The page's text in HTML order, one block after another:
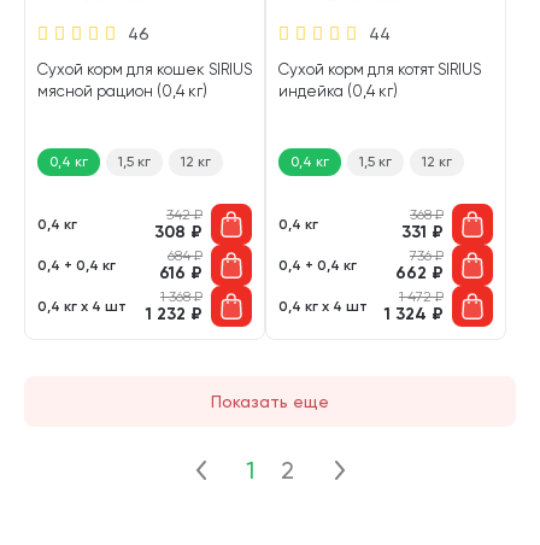
46
Сухой корм для кошек SIRIUS
мясной рацион (0,4 кг)
0,4 кг 1,5 кг 12 кг
0,4 кг
342₽
308 ₽
0,4 + 0,4 кг
684₽
616 ₽
0,4 кг х 4 шт
1 368₽
1 232 ₽
44
Сухой корм для котят SIRIUS
индейка (0,4 кг)
0,4 кг 1,5 кг 12 кг
0,4 кг
368₽
331 ₽
0,4 + 0,4 кг
736₽
662 ₽
0,4 кг х 4 шт
1 472₽
1 324 ₽
Показать еще
1 2